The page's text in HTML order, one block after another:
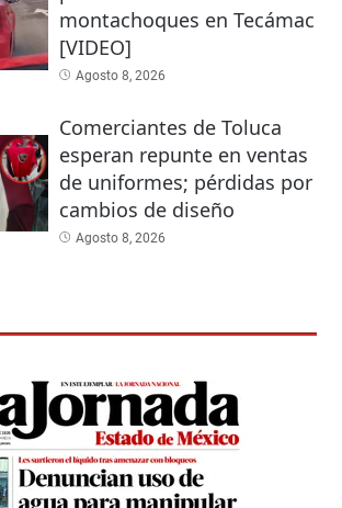
montachoques en Tecámac
[VIDEO]
Agosto 8, 2026
Comerciantes de Toluca
esperan repunte en ventas
de uniformes; pérdidas por
cambios de diseño
Agosto 8, 2026